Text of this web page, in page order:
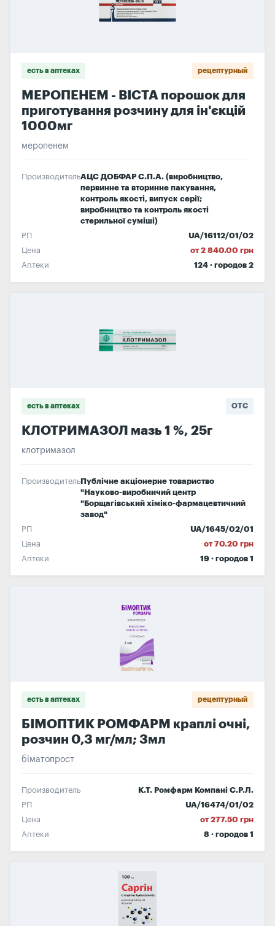
есть в аптеках рецептурный
МЕРОПЕНЕМ - ВІСТА порошок для
приготування розчину для ін'єкцій
1000мг
меропенем
ПроизводительАЦС ДОБФАР С.П.А. (виробництво,
первинне та вторинне пакування,
контроль якості, випуск серії;
виробництво та контроль якості
стерильної суміші)
РП
UA/16112/01/02
Цена
от 2 840.00 грн
Аптеки
124 · городов 2
есть в аптеках OTC
КЛОТРИМАЗОЛ мазь 1 %, 25г
клотримазол
ПроизводительПублічне акціонерне товариство
"Науково-виробничий центр
"Борщагівський хіміко-фармацевтичний
завод"
РП
UA/1645/02/01
Цена
от 70.20 грн
Аптеки
19 · городов 1
есть в аптеках рецептурный
БІМОПТИК РОМФАРМ краплі очні,
розчин 0,3 мг/мл; 3мл
біматопрост
Производитель
К.Т. Ромфарм Компані С.Р.Л.
РП
UA/16474/01/02
Цена
от 277.50 грн
Аптеки
8 · городов 1